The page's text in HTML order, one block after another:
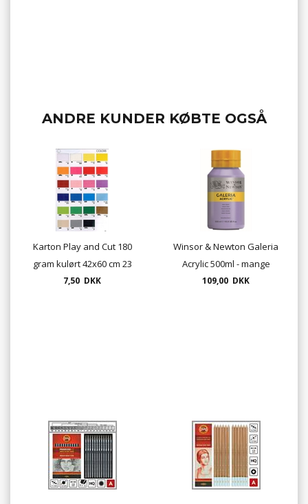
ANDRE KUNDER KØBTE OGSÅ
Karton Play and Cut 180
gram kulørt 42x60 cm 23
farver
7,50 DKK
Winsor & Newton Galeria
Acrylic 500ml - mange
farver
109,00 DKK